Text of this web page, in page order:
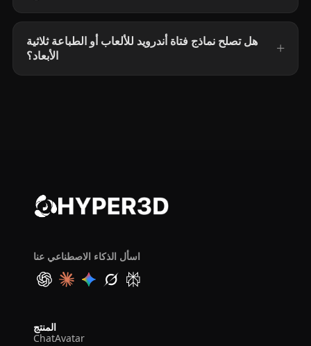
هل تصلح نماذج فتاة أندرويد للألعاب أو الطباعة ثلاثية
الأبعاد؟
اسأل الذكاء الاصطناعي عنا
المنتج
ChatAvatar